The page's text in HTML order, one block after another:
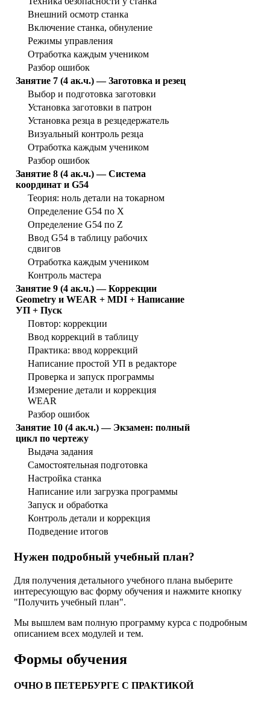
Внешний осмотр станка
Включение станка, обнуление
Режимы управления
Отработка каждым учеником
Разбор ошибок
Занятие 7 (4 ак.ч.) — Заготовка и резец
Выбор и подготовка заготовки
Установка заготовки в патрон
Установка резца в резцедержатель
Визуальный контроль резца
Отработка каждым учеником
Разбор ошибок
Занятие 8 (4 ак.ч.) — Система
координат и G54
Теория: ноль детали на токарном
Определение G54 по X
Определение G54 по Z
Ввод G54 в таблицу рабочих
сдвигов
Отработка каждым учеником
Контроль мастера
Занятие 9 (4 ак.ч.) — Коррекции
Geometry и WEAR + MDI + Написание
УП + Пуск
Повтор: коррекции
Ввод коррекций в таблицу
Практика: ввод коррекций
Написание простой УП в редакторе
Проверка и запуск программы
Измерение детали и коррекция
WEAR
Разбор ошибок
Занятие 10 (4 ак.ч.) — Экзамен: полный
цикл по чертежу
Выдача задания
Самостоятельная подготовка
Настройка станка
Написание или загрузка программы
Запуск и обработка
Контроль детали и коррекция
Подведение итогов
Нужен подробный учебный план?
Для получения детального учебного плана выберите
интересующую вас форму обучения и нажмите кнопку
"Получить учебный план".
Мы вышлем вам полную программу курса с подробным
описанием всех модулей и тем.
Формы обучения
ОЧНО В ПЕТЕРБУРГЕ С ПРАКТИКОЙ